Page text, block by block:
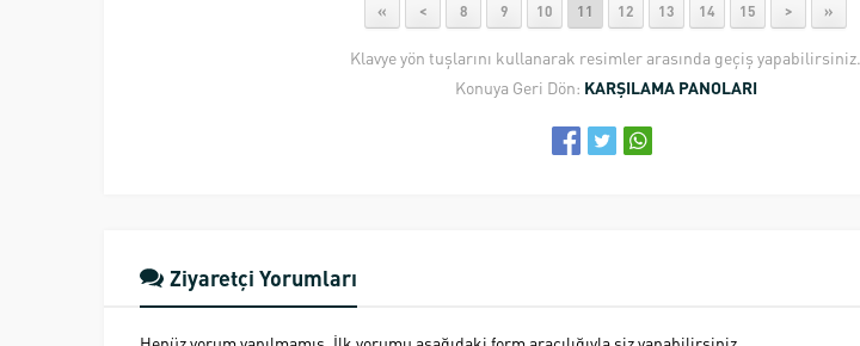
« < 8 9 10 11 12 13 14 15 > »
Klavye yön tuşlarını kullanarak resimler arasında geçiş yapabilirsiniz.
Konuya Geri Dön: KARŞILAMA PANOLARI
Ziyaretçi Yorumları